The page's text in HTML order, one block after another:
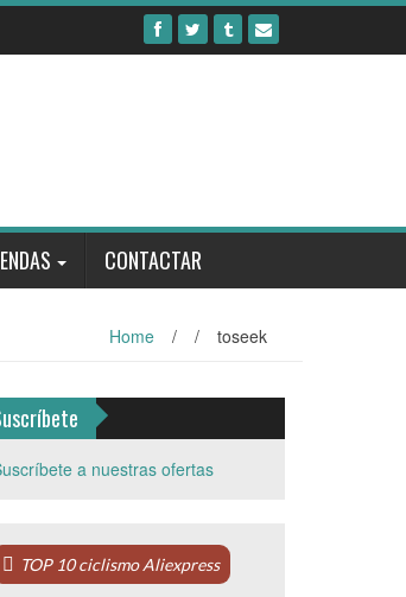
CONTACTAR
Home / / toseek
a nuestras ofertas
TOP 10 ciclismo Aliexpress